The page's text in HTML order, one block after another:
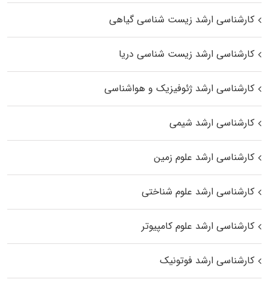
کارشناسی ارشد زیست‌ شناسی گیاهی
کارشناسی ارشد زیست‌ شناسی دریا
کارشناسی ارشد ژئوفیزیک و هواشناسی
کارشناسی ارشد شیمی
کارشناسی ارشد علوم زمین
کارشناسی ارشد علوم شناختی
کارشناسی ارشد علوم کامپیوتر
کارشناسی ارشد فوتونیک